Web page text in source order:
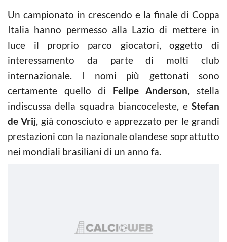
Un campionato in crescendo e la finale di Coppa
Italia hanno permesso alla Lazio di mettere in
luce il proprio parco giocatori, oggetto di
interessamento da parte di molti club
internazionale. I nomi più gettonati sono
certamente quello di Felipe Anderson, stella
indiscussa della squadra biancoceleste, e Stefan
de Vrij, già conosciuto e apprezzato per le grandi
prestazioni con la nazionale olandese soprattutto
nei mondiali brasiliani di un anno fa.